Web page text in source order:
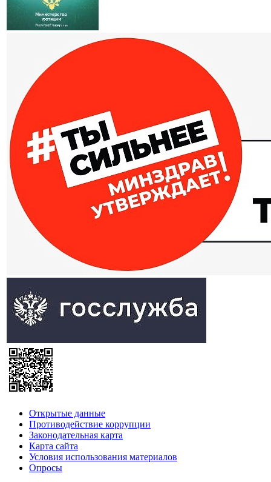
Открытые данные
Противодействие коррупции
Законодательная карта
Карта сайта
Условия использования материалов
Опросы